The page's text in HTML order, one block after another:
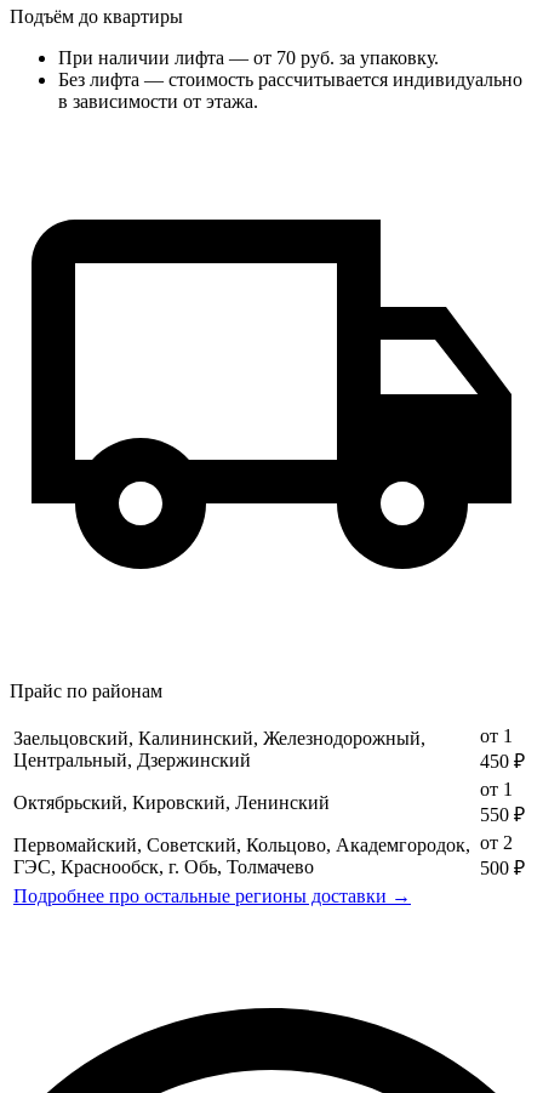
Подъём до квартиры
При наличии лифта — от 70 руб. за упаковку.
Без лифта — стоимость рассчитывается индивидуально
в зависимости от этажа.
Прайс по районам
Заельцовский, Калининский, Железнодорожный,
Центральный, Дзержинский
от 1
450 ₽
Октябрьский, Кировский, Ленинский
от 1
550 ₽
Первомайский, Советский, Кольцово, Академгородок,
ГЭС, Краснообск, г. Обь, Толмачево
от 2
500 ₽
Подробнее про остальные регионы доставки →